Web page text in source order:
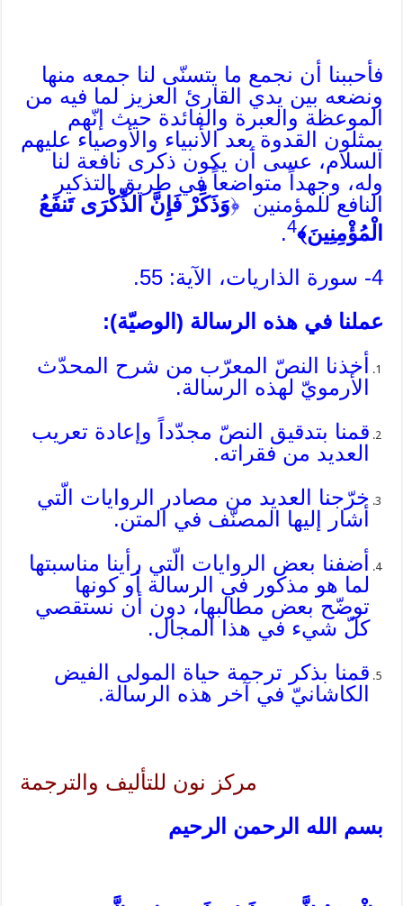
فأحببنا أن نجمع ما يتسنّى لنا جمعه منها
ونضعه بين يدي القارئ العزيز لما فيه من
الموعظة والعبرة والفائدة حيث إنّهم
يمثلون القدوة بعد الأنبياء والأوصياء عليهم
السلام، عسى أن يكون ذكرى نافعة لنا
وله، وجهداً متواضعاً في طريق التذكير
النافع للمؤمنين ﴿وَذَكِّرْ فَإِنَّ الذِّكْرَى تَنفَعُ
الْمُؤْمِنِينَ﴾4
.
4- سورة الذاريات، الآية: 55.
عملنا في هذه الرسالة (الوصيّة):
أخذنا النصّ المعرّب من شرح المحدّث
الأرمويّ لهذه الرسالة.
قمنا بتدقيق النصّ مجدّداً وإعادة تعريب
العديد من فقراته.
خرّجنا العديد من مصادر الروايات الّتي
أشار إليها المصنّف في المتن.
أضفنا بعض الروايات الّتي رأينا مناسبتها
لما هو مذكور في الرسالة أو كونها
توضّح بعض مطالبها، دون أن نستقصي
كلّ شيء في هذا المجال.
قمنا بذكر ترجمة حياة المولى الفيض
الكاشانيّ في آخر هذه الرسالة.
مركز نون للتأليف والترجمة
بسم الله الرحمن الرحيم